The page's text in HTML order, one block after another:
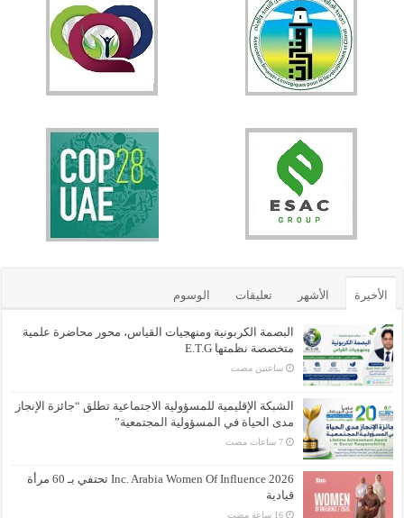
الأخيرة الأشهر تعليقات الوسوم
البصمة الكربونية ومنهجيات القياس، محور محاضرة علمية
متخصصة نظمتها E.T.G
‏ساعتين مضت
الشبكة الإقليمية للمسؤولية الاجتماعية تطلق “جائزة الإنجاز
مدى الحياة في المسؤولية المجتمعية”
‏7 ساعات مضت
Inc. Arabia Women Of Influence 2026 تحتفي بـ 60 مرأة
قيادية
‏16 ساعة مضت